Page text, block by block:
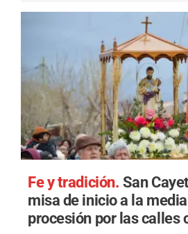
Fe y tradición. San
misa de inicio a la
procesión por las calles